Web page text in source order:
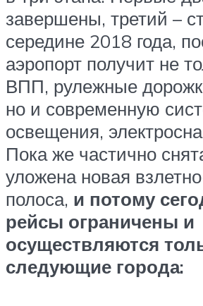
завершены, третий –
середине 2018 года,
аэропорт получит не
ВПП, рулежные
но и современную
освещения,
Пока же частично
уложена новая
полоса, и потому
рейсы ограничены и
осуществляются
следующие города: